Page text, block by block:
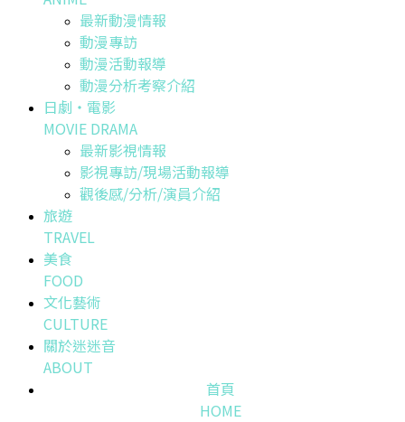
最新動漫情報
動漫專訪
動漫活動報導
動漫分析考察介紹
日劇・電影
MOVIE DRAMA
最新影視情報
影視專訪/現場活動報導
觀後感/分析/演員介紹
旅遊
TRAVEL
美食
FOOD
文化藝術
CULTURE
關於迷迷音
ABOUT
首頁
HOME